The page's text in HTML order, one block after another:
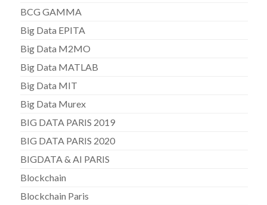
BCG GAMMA
Big Data EPITA
Big Data M2MO
Big Data MATLAB
Big Data MIT
Big Data Murex
BIG DATA PARIS 2019
BIG DATA PARIS 2020
BIGDATA & AI PARIS
Blockchain
Blockchain Paris